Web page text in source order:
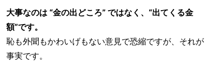
大事なのは “金の出どころ” ではなく、“出てくる金
額”です。
恥も外聞もかわいげもない意見で恐縮ですが、それが
事実です。